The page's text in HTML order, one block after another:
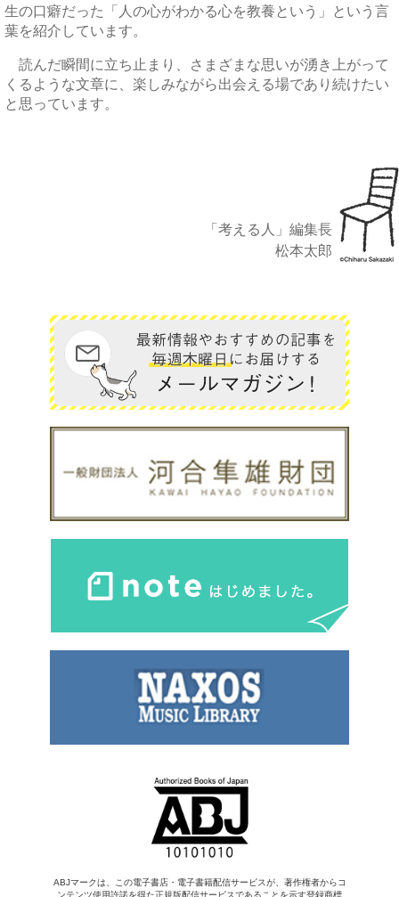
生の口癖だった「人の心がわかる心を教養という」という言
葉を紹介しています。
読んだ瞬間に立ち止まり、さまざまな思いが湧き上がって
くるような文章に、楽しみながら出会える場であり続けたい
と思っています。
「考える人」編集長
松本太郎
ABJマークは、この電子書店・電子書籍配信サービスが、著作権者からコ
ンテンツ使用許諾を得た正規版配信サービスであることを示す登録商標